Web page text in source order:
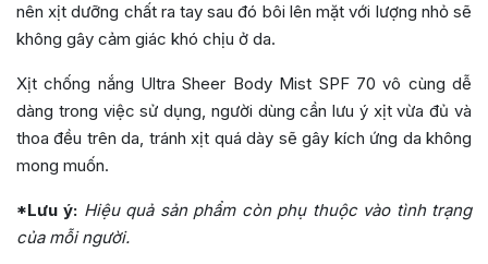
nên xịt dưỡng chất ra tay sau đó bôi lên mặt với lượng nhỏ sẽ
không gây cảm giác khó chịu ở da.
Xịt chống nắng Ultra Sheer Body Mist SPF 70 vô cùng dễ
dàng trong việc sử dụng, người dùng cần lưu ý xịt vừa đủ và
thoa đều trên da, tránh xịt quá dày sẽ gây kích ứng da không
mong muốn.
*Lưu ý: Hiệu quả sản phẩm còn phụ thuộc vào tình trạng
của mỗi người.